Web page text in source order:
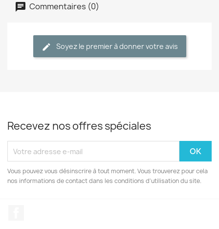
Commentaires (0)
Soyez le premier à donner votre avis
Recevez nos offres spéciales
Vous pouvez vous désinscrire à tout moment. Vous trouverez pour cela
nos informations de contact dans les conditions d'utilisation du site.